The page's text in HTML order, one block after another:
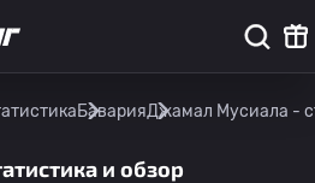
БаварияДжамал Мусиала -
и обзор